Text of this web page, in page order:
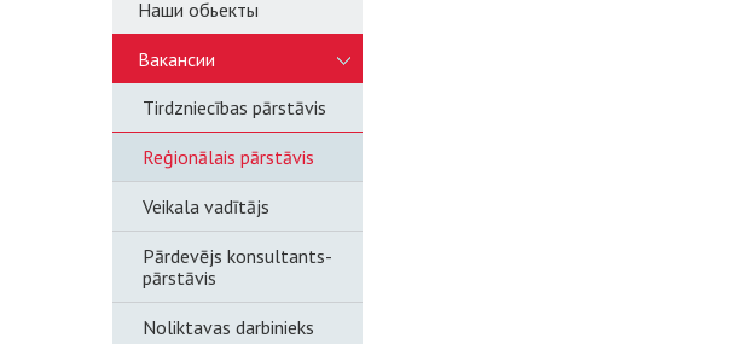
Наши обьекты
Вакансии
Tirdzniecības pārstāvis
Reģionālais pārstāvis
Veikala vadītājs
Pārdevējs konsultants-
pārstāvis
Noliktavas darbinieks